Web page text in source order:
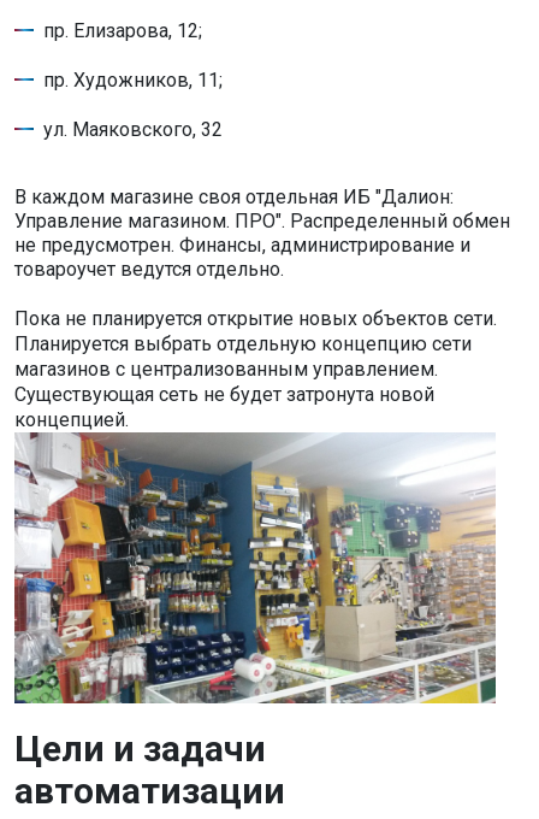
пр. Елизарова, 12;
пр. Художников, 11;
ул. Маяковского, 32
В каждом магазине своя отдельная ИБ "Далион:
Управление магазином. ПРО". Распределенный обмен
не предусмотрен. Финансы, администрирование и
товароучет ведутся отдельно.
Пока не планируется открытие новых объектов сети.
Планируется выбрать отдельную концепцию сети
магазинов с централизованным управлением.
Существующая сеть не будет затронута новой
концепцией.
Цели и задачи
автоматизации